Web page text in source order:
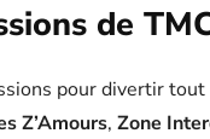
de
pour divertir
Z’Amours, Zone